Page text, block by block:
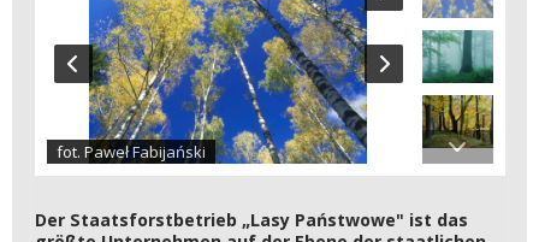
fot. Paweł Fabijański
Der Staatsforstbetrieb „Lasy Państwowe" ist das